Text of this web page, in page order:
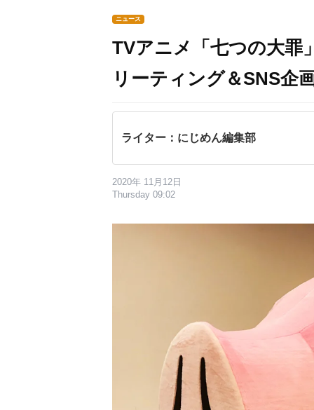
ニュース
TVアニメ「七つの大罪
リーティング＆SNS企
ライター：にじめん編集部
2020年 11月12日
Thursday 09:02